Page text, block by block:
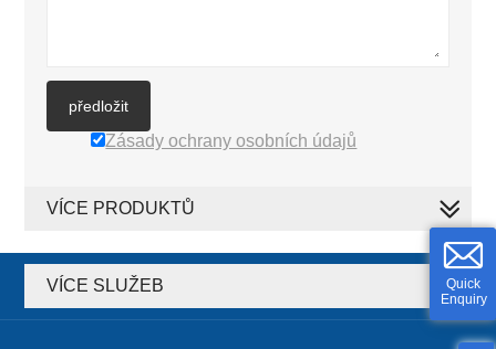
Quick
Enquiry
předložit
Zásady ochrany osobních údajů
VÍCE PRODUKTŮ
VÍCE SLUŽEB